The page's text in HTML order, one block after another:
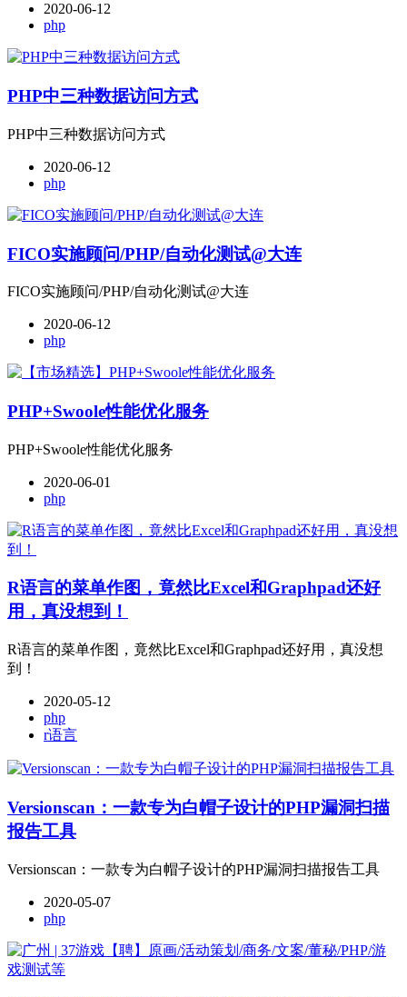
2020-06-12
php
PHP中三种数据访问方式
PHP中三种数据访问方式
2020-06-12
php
FICO实施顾问/PHP/自动化测试@大连
FICO实施顾问/PHP/自动化测试@大连
2020-06-12
php
PHP+Swoole性能优化服务
PHP+Swoole性能优化服务
2020-06-01
php
R语言的菜单作图，竟然比Excel和Graphpad还好
用，真没想到！
R语言的菜单作图，竟然比Excel和Graphpad还好用，真没想
到！
2020-05-12
php
r语言
Versionscan：一款专为白帽子设计的PHP漏洞扫描
报告工具
Versionscan：一款专为白帽子设计的PHP漏洞扫描报告工具
2020-05-07
php